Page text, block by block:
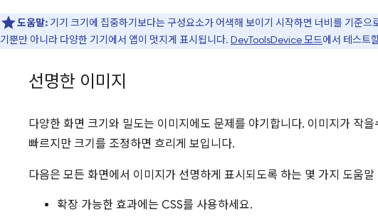
도움말: 기기 크기에 집중하기보다는 구성요소가 어색해 보이기 시작하면 너비를 기준
기뿐만 아니라 다양한 기기에서 앱이 멋지게 표시됩니다. DevToolsDevice 모드에서 테스트
선명한 이미지
다양한 화면 크기와 밀도는 이미지에도 문제를 야기합니다. 이미지가 작
빠르지만 크기를 조정하면 흐리게 보입니다.
다음은 모든 화면에서 이미지가 선명하게 표시되도록 하는 몇 가지 도움말
확장 가능한 효과에는 CSS를 사용하세요.